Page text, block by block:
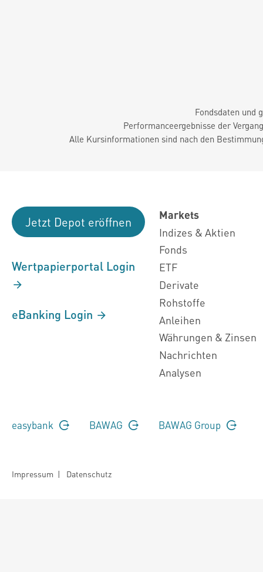
Fondsdaten und
Performanceergebnisse der
Alle Kursinformationen sind nach den
Jetzt Depot eröffnen
Wertpapierportal Login
eBanking Login
Markets
Indizes & Aktien
Fonds
ETF
Derivate
Rohstoffe
Anleihen
Währungen & Zinsen
Nachrichten
Analysen
easybank BAWAG BAWAG Group
Impressum | Datenschutz